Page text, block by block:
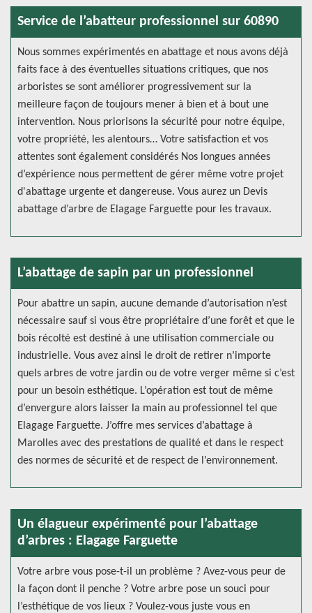
Service de l’abatteur professionnel sur 60890
Nous sommes expérimentés en abattage et nous avons déjà
faits face à des éventuelles situations critiques, que nos
arboristes se sont améliorer progressivement sur la
meilleure façon de toujours mener à bien et à bout une
intervention. Nous priorisons la sécurité pour notre équipe,
votre propriété, les alentours… Votre satisfaction et vos
attentes sont également considérés Nos longues années
d’expérience nous permettent de gérer même votre projet
d'abattage urgente et dangereuse. Vous aurez un Devis
abattage d’arbre de Elagage Farguette pour les travaux.
L’abattage de sapin par un professionnel
Pour abattre un sapin, aucune demande d’autorisation n’est
nécessaire sauf si vous être propriétaire d’une forêt et que le
bois récolté est destiné à une utilisation commerciale ou
industrielle. Vous avez ainsi le droit de retirer n’importe
quels arbres de votre jardin ou de votre verger même si c’est
pour un besoin esthétique. L’opération est tout de même
d’envergure alors laisser la main au professionnel tel que
Elagage Farguette. J’offre mes services d’abattage à
Marolles avec des prestations de qualité et dans le respect
des normes de sécurité et de respect de l’environnement.
Un élagueur expérimenté pour l’abattage
d’arbres : Elagage Farguette
Votre arbre vous pose-t-il un problème ? Avez-vous peur de
la façon dont il penche ? Votre arbre pose un souci pour
l’esthétique de vos lieux ? Voulez-vous juste vous en